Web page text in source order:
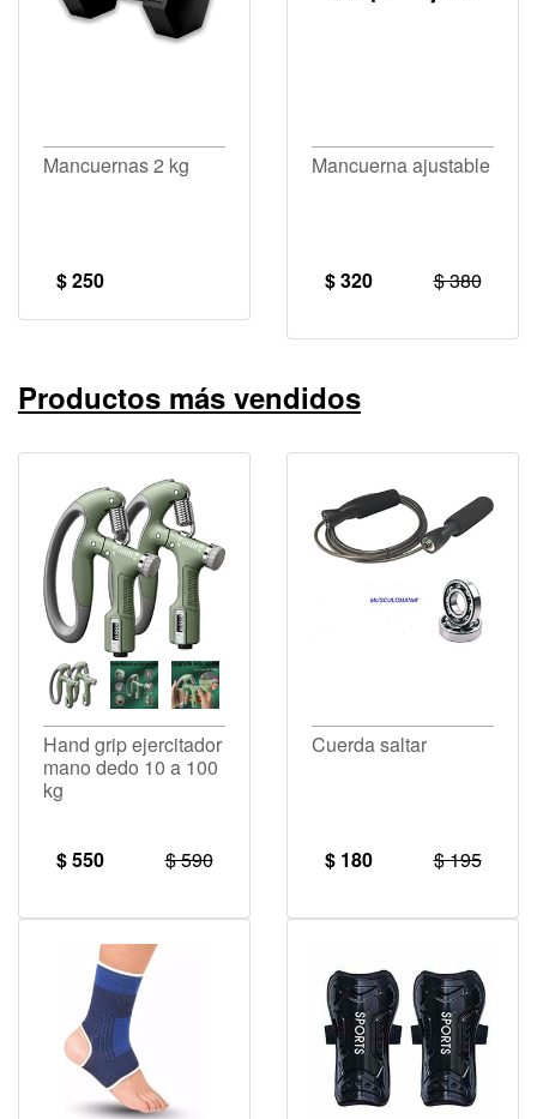
Mancuernas 2 kg
$ 250
Mancuerna ajustable
$ 320 $ 380
Productos más vendidos
Hand grip ejercitador
mano dedo 10 a 100
kg
$ 550 $ 590
Cuerda saltar
$ 180 $ 195